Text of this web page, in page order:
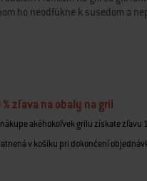
ho neodfúkne k susedom a
% zľava na obaly na gril
akéhokoľvek grilu získate zľavu
v košíku pri dokončení